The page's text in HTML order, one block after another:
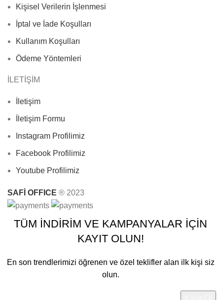
Kişisel Verilerin İşlenmesi
İptal ve İade Koşulları
Kullanım Koşulları
Ödeme Yöntemleri
İLETİŞİM
İletişim
İletişim Formu
Instagram Profilimiz
Facebook Profilimiz
Youtube Profilimiz
SAFİ OFFICE ® 2023
TÜM İNDİRİM VE KAMPANYALAR İÇİN
KAYIT OLUN!
En son trendlerimizi öğrenen ve özel teklifler alan ilk kişi siz
olun.